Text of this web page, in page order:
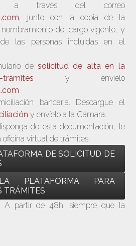
a través del correo
, junto con la copia de la
del cargo vigente, y
las personas incluidas en el
de solicitud de alta en la
y envíelo
bancaria. Descargue el
y envíelo a la Cámara.
de esta documentación, le
oficina virtual de trámites.
DE SOLICITUD DE
PLATAFORMA PARA
TRÁMITES
A partir de 48h, siempre que la